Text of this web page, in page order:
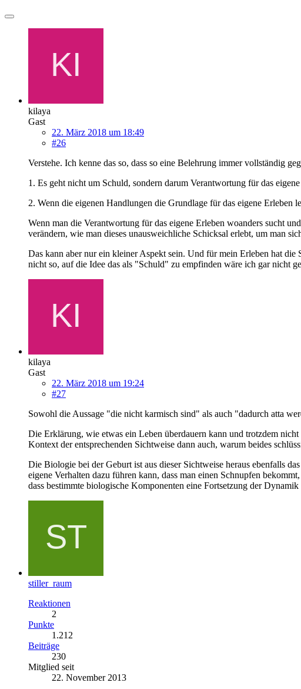
kilaya
Gast
22. März 2018 um 18:49
#26
Verstehe. Ich kenne das so, dass so eine Belehrung immer vollständig
1. Es geht nicht um Schuld, sondern darum Verantwortung für das
2. Wenn die eigenen Handlungen die Grundlage für das eigene
Wenn man die Verantwortung für das eigene Erleben woanders sucht
verändern, wie man dieses unausweichliche Schicksal erlebt, um man
Das kann aber nur ein kleiner Aspekt sein. Und für mein Erleben hat
nicht so, auf die Idee das als "Schuld" zu empfinden wäre ich gar nicht
kilaya
Gast
22. März 2018 um 19:24
#27
Sowohl die Aussage "die nicht karmisch sind" als auch "dadurch atta
Die Erklärung, wie etwas ein Leben überdauern kann und trotzdem
Kontext der entsprechenden Sichtweise dann auch, warum beides
Die Biologie bei der Geburt ist aus dieser Sichtweise heraus ebenfalls
eigene Verhalten dazu führen kann, dass man einen Schnupfen
dass bestimmte biologische Komponenten eine Fortsetzung der
stiller_raum
Reaktionen
2
Punkte
1.212
Beiträge
230
Mitglied seit
22. November 2013